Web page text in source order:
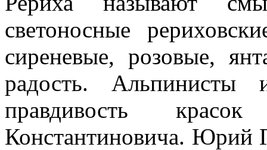
светоносные
сиреневые, розовые,
радость. Альпинисты
правдивость
Константиновича. Юрий